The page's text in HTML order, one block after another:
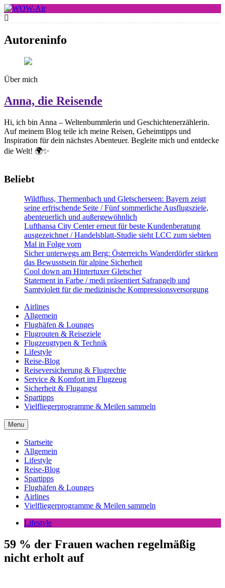
Skip
to
content
WOW-Air
Autoreninfo
Über mich
Anna, die Reisende
Hi, ich bin Anna – Weltenbummlerin und Geschichtenerzählerin.
Auf meinem Blog teile ich meine Reisen, Geheimtipps und
Inspiration für dein nächstes Abenteuer. Begleite mich und entdecke
die Welt! 🌍✨
Beliebt
Wildfluss, Thermenbach und Gletscherseen: Bayern zeigt
seine erfrischende Seite / Fünf sommerliche Ausflugsziele,
abenteuerlich und außergewöhnlich
Lufthansa City Center erneut für beste Kundenberatung
ausgezeichnet / Handelsblatt-Studie sieht LCC zum siebten
Mal in Folge vorn
Sicher unterwegs am Berg: Österreichs Wanderdörfer stärken
das Bewusstsein für alpine Sicherheit
Cool down am Hintertuxer Gletscher
Statement in Farbe / medi präsentiert Safrangelb und
Samtviolett für die medizinische Kompressionsversorgung
Airlines
Allgemein
Flughäfen & Lounges
Flugrouten & Reiseziele
Flugzeugtypen & Technik
Lifestyle
Reise-Blog
Reiseversicherung & Flugrechte
Service & Komfort im Flugzeug
Sicherheit & Flugangst
Spartipps
Vielfliegerprogramme & Meilen sammeln
Menu
Startseite
Allgemein
Lifestyle
Reise-Blog
Spartipps
Flughäfen & Lounges
Airlines
Vielfliegerprogramme & Meilen sammeln
Lifestyle
59 % der Frauen wachen regelmäßig
nicht erholt auf